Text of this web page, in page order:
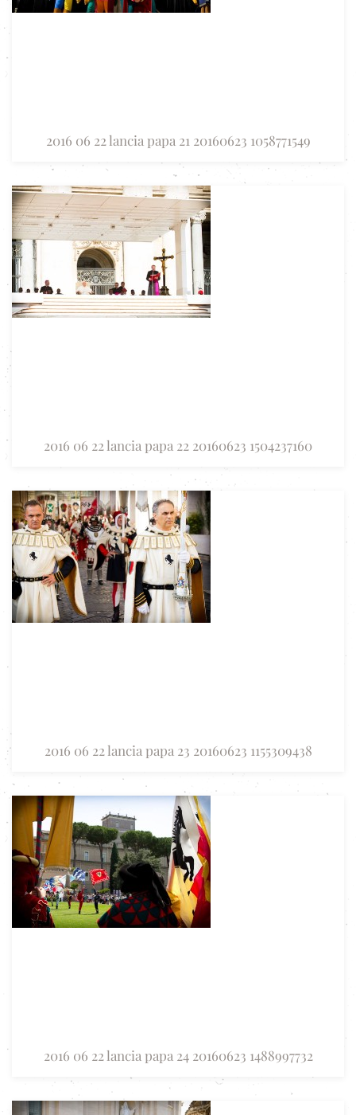
2016 06 22 lancia papa 21 20160623 1058771549
2016 06 22 lancia papa 22 20160623 1504237160
2016 06 22 lancia papa 23 20160623 1155309438
2016 06 22 lancia papa 24 20160623 1488997732